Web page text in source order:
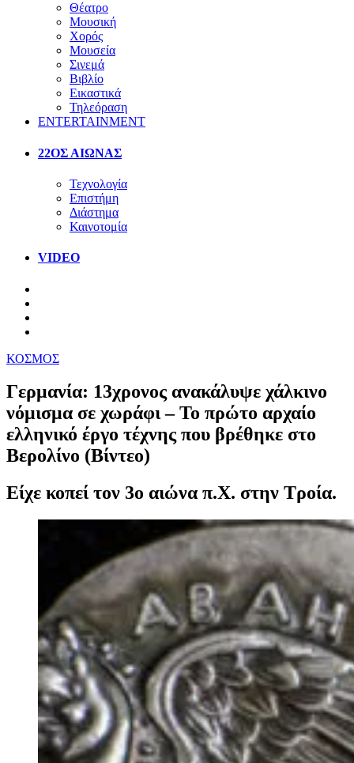
Θέατρο
Μουσική
Χορός
Μουσεία
Σινεμά
Βιβλίο
Εικαστικά
Τηλεόραση
ENTERTAINMENT
22ΟΣ ΑΙΩΝΑΣ
Τεχνολογία
Επιστήμη
Διάστημα
Καινοτομία
VIDEO
ΚΟΣΜΟΣ
Γερμανία: 13χρονος ανακάλυψε χάλκινο
νόμισμα σε χωράφι – Το πρώτο αρχαίο
ελληνικό έργο τέχνης που βρέθηκε στο
Βερολίνο (Βίντεο)
Είχε κοπεί τον 3ο αιώνα π.Χ. στην Τροία.